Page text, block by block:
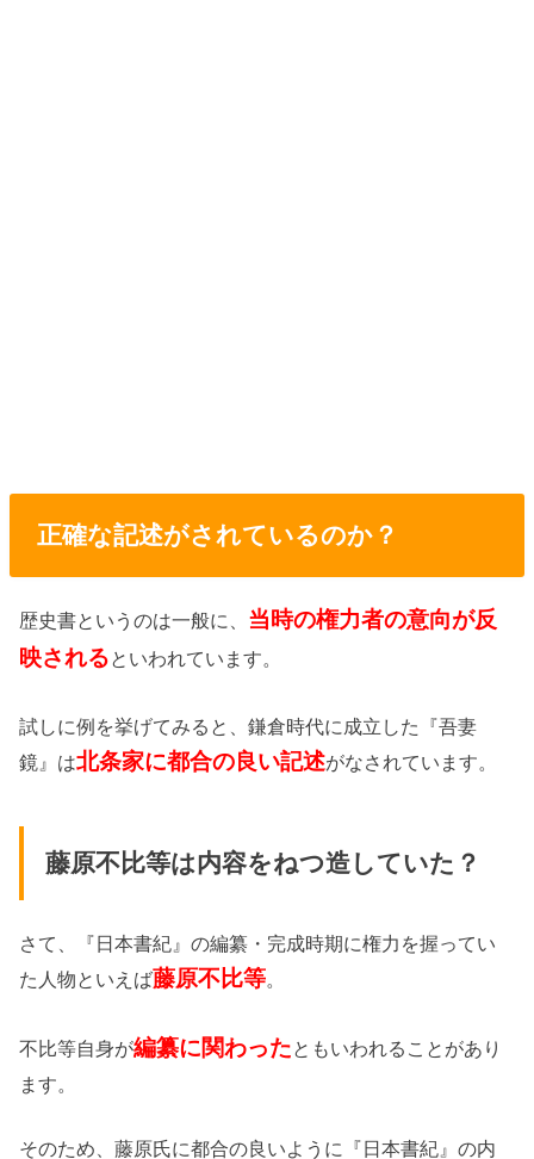
正確な記述がされているのか？
歴史書というのは一般に、 当時の権力者の意向が反
映されるといわれています。
試しに例を挙げてみると、鎌倉時代に成立した『吾妻
鏡』は北条家に都合の良い記述がなされています。
藤原不比等は内容をねつ造していた？
さて、『日本書紀』の編纂・完成時期に権力を握ってい
た人物といえば藤原不比等
不比等自身が編纂に関わったともいわれることがあり
ます。
そのため、藤原氏に都合の良いように『日本書紀』の内